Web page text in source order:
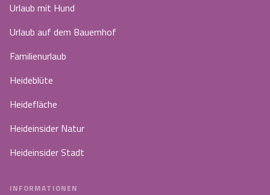
Urlaub mit Hund
Urlaub auf dem Bauernhof
Familienurlaub
Heideblüte
Heidefläche
Heideinsider Natur
Heideinsider Stadt
INFORMATIONEN